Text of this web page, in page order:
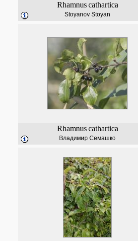
Rhamnus cathartica
Stoyanov Stoyan
Rhamnus cathartica
Владимир Семашко